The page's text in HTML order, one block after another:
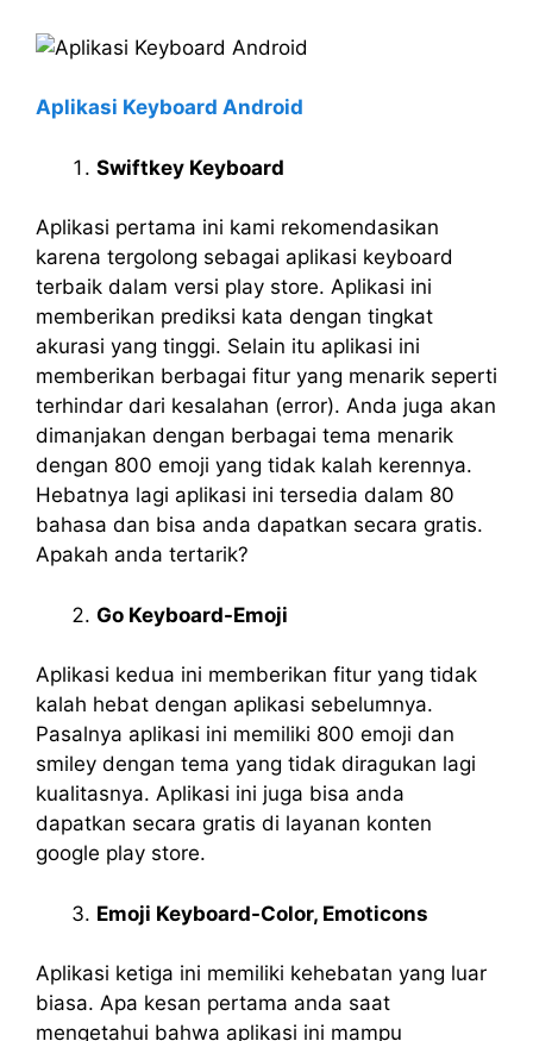
Aplikasi Keyboard Android
Swiftkey Keyboard
Aplikasi pertama ini kami rekomendasikan
karena tergolong sebagai aplikasi keyboard
terbaik dalam versi play store. Aplikasi ini
memberikan prediksi kata dengan tingkat
akurasi yang tinggi. Selain itu aplikasi ini
memberikan berbagai fitur yang menarik seperti
terhindar dari kesalahan (error). Anda juga akan
dimanjakan dengan berbagai tema menarik
dengan 800 emoji yang tidak kalah kerennya.
Hebatnya lagi aplikasi ini tersedia dalam 80
bahasa dan bisa anda dapatkan secara gratis.
Apakah anda tertarik?
Go Keyboard-Emoji
Aplikasi kedua ini memberikan fitur yang tidak
kalah hebat dengan aplikasi sebelumnya.
Pasalnya aplikasi ini memiliki 800 emoji dan
smiley dengan tema yang tidak diragukan lagi
kualitasnya. Aplikasi ini juga bisa anda
dapatkan secara gratis di layanan konten
google play store.
Emoji Keyboard-Color, Emoticons
Aplikasi ketiga ini memiliki kehebatan yang luar
biasa. Apa kesan pertama anda saat
mengetahui bahwa aplikasi ini mampu